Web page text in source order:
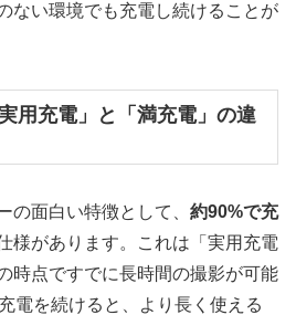
ない環境でも充電し続けることが
用充電」と「満充電」の違
の面白い特徴として、 約90%で充
様があります。これは「実用充電
時点ですでに長時間の撮影が可能
電を続けると、より長く使える